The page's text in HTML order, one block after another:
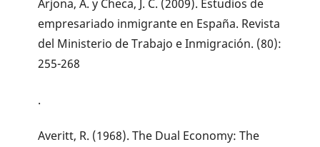
Arjona, A. y Checa, J. C. (2009). Estudios de
empresariado inmigrante en España. Revista
del Ministerio de Trabajo e Inmigración. (80):
255-268
.
Averitt, R. (1968). The Dual Economy: The